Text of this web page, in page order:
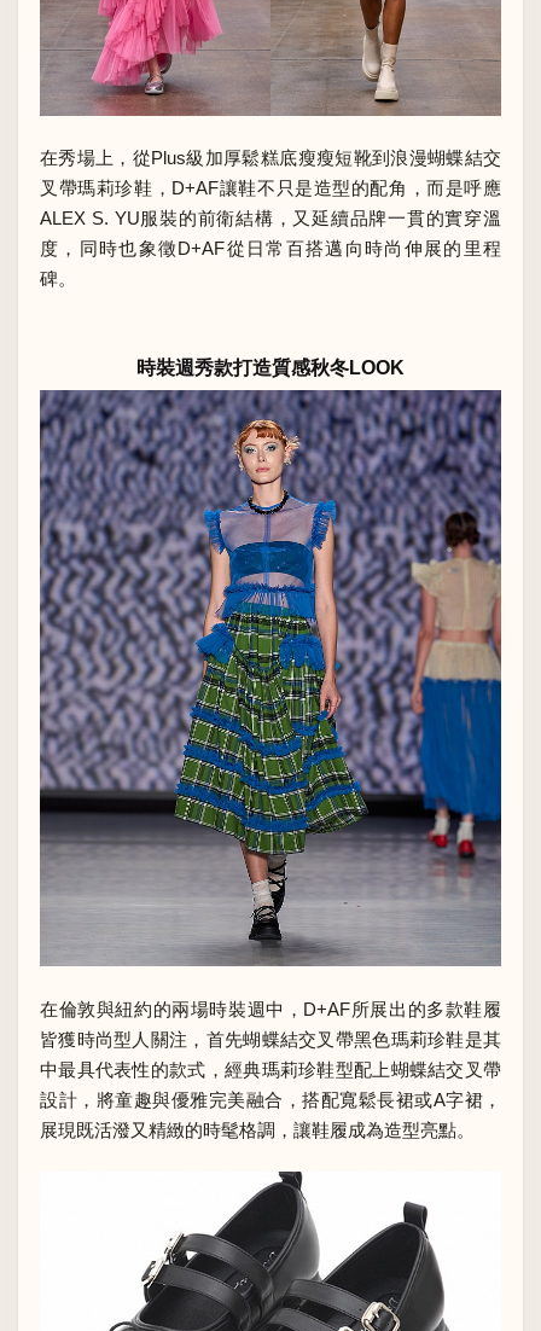
在秀場上，從Plus級加厚鬆糕底瘦瘦短靴到浪漫蝴蝶結交
叉帶瑪莉珍鞋，D+AF讓鞋不只是造型的配角，而是呼應
ALEX S. YU服裝的前衛結構，又延續品牌一貫的實穿溫
度，同時也象徵D+AF從日常百搭邁向時尚伸展的里程
碑。
時裝週秀款打造質感秋冬LOOK
在倫敦與紐約的兩場時裝週中，D+AF所展出的多款鞋履
皆獲時尚型人關注，首先蝴蝶結交叉帶黑色瑪莉珍鞋是其
中最具代表性的款式，經典瑪莉珍鞋型配上蝴蝶結交叉帶
設計，將童趣與優雅完美融合，搭配寬鬆長裙或A字裙，
展現既活潑又精緻的時髦格調，讓鞋履成為造型亮點。